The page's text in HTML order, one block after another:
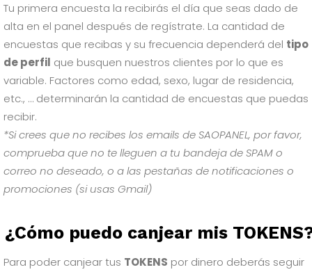
Tu primera encuesta la recibirás el día que seas dado de
alta en el panel después de regístrate. La cantidad de
encuestas que recibas y su frecuencia dependerá del tipo
deperfil que busquen nuestros clientes por lo que es
variable. Factores como edad, sexo, lugar de residencia,
etc., … determinarán la cantidad de encuestas que puedas
recibir.
*Si crees que no recibes los emails de SAOPANEL, por favor,
comprueba que no te lleguen a tu bandeja de SPAM o
correo no deseado, o a las pestañas de notificaciones o
promociones (si usas Gmail)
¿Cómo puedo canjear mis
Para poder canjear tus TOKENS por dinero deberás seguir